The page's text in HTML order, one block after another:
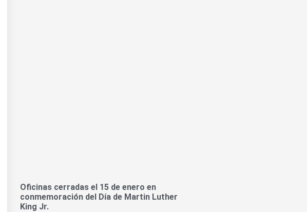
Oficinas cerradas el 15 de enero en
conmemoración del Día de Martin Luther
King Jr.